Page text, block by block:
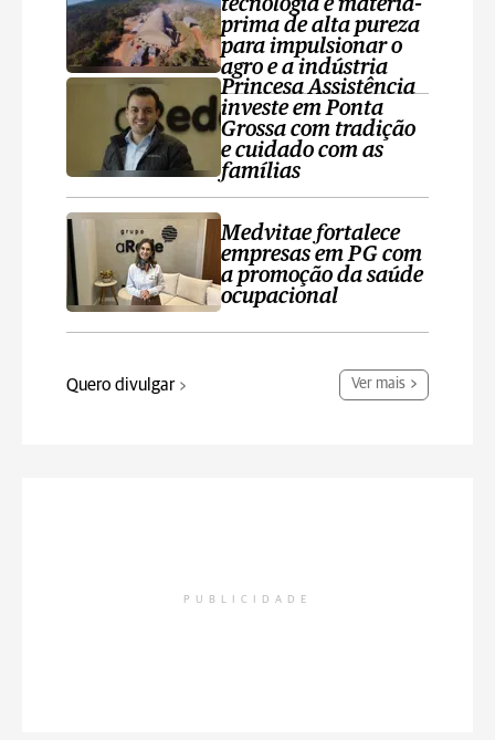
tecnologia e matéria-
prima de alta pureza
para impulsionar o
agro e a indústria
Princesa Assistência
investe em Ponta
Grossa com tradição
e cuidado com as
famílias
Medvitae fortalece
empresas em PG com
a promoção da saúde
ocupacional
Quero divulgar Ver mais
PUBLICIDADE